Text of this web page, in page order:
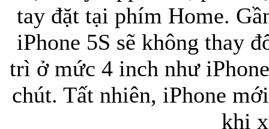
Túi đựng iPad
tay đặt tại phím Home.
iPhone 5S sẽ không thay
trì ở mức 4 inch như
chút. Tất nhiên, iPhone
khi